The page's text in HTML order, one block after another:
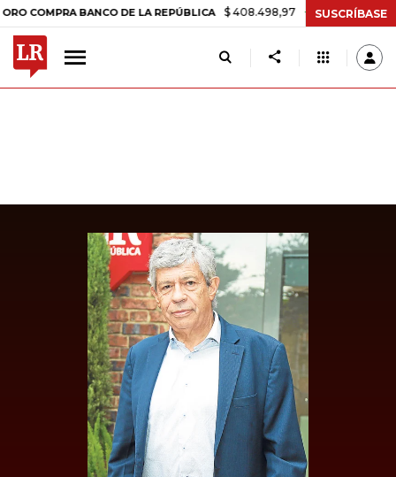
BANCO DE LA REPÚBLICA $ 408.498,97 +$ 8.753,81 +2,19%
SUSCRÍBASE